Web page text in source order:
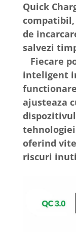
Quick
de
salvezi
Fiecare
inteligent
ajusteaza
oferind
riscuri